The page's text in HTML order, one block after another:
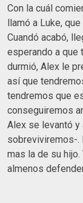
Con la cuál
llamó a Luke,
Cuandó acabó,
esperando a que
durmió, Alex le
así que
tendremos que
conseguiremos
Alex se levantó y
sobreviviremos-.
mas la de su
almenos